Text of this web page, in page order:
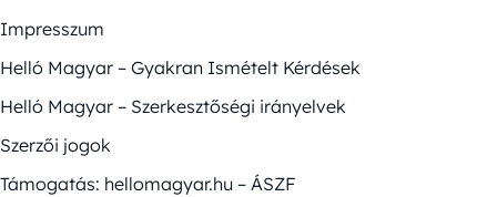
Impresszum
Helló Magyar – Gyakran Ismételt Kérdések
Helló Magyar – Szerkesztőségi irányelvek
Szerzői jogok
Támogatás: hellomagyar.hu – ÁSZF